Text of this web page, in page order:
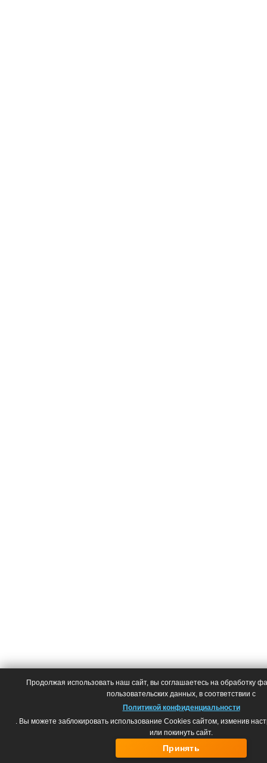
Продолжая использовать наш сайт, вы соглашаетесь на обработку
пользовательских данных, в соответствии с
Политикой конфиденциальности
. Вы можете заблокировать использование Cookies сайтом, изменив
или покинуть сайт.
Принять